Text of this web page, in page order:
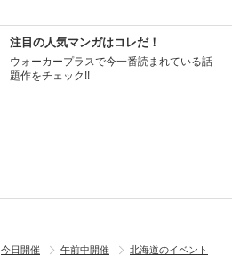
注目の人気マンガはコレだ！
ウォーカープラスで今一番読まれている話
題作をチェック!!
今日開催 午前中開催
北海道のイベント